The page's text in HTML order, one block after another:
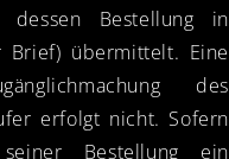
dessen Bestellung in
Brief) übermittelt. Eine
des
erfolgt nicht. Sofern
Bestellung ein